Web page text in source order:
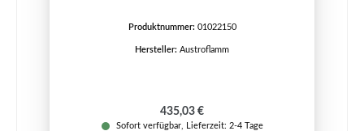
Produktnummer: 01022150
Hersteller: Austroflamm
Regulärer Preis:
435,03 €
Sofort verfügbar, Lieferzeit: 2-4 Tage